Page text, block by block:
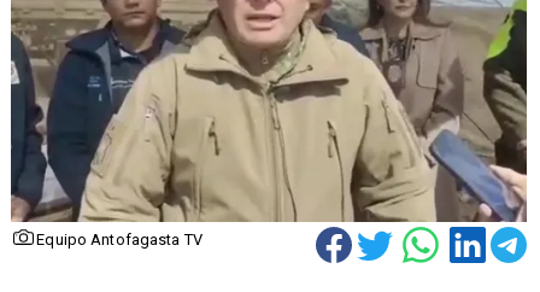
Equipo Antofagasta TV